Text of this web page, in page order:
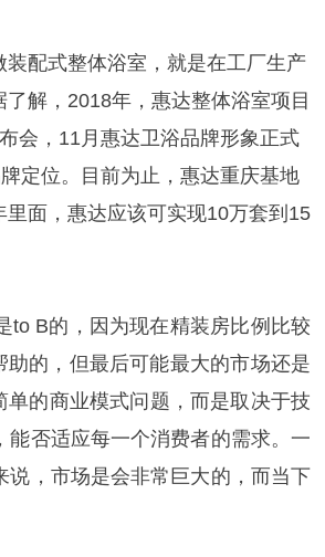
配式整体浴室，就是在工厂生产
了解， 2018年，惠达整体浴室项目
会，11月惠达卫浴品牌形象正式
定位。目前为止， 惠达重庆基地
面，惠达应该可实现10万套到15
to B的，因为现在精装房比例比较
的，但最后可能最大的市场还是
的商业模式问题，而是取决于技
否适应每一个消费者的需求。一
，市场是会非常巨大的，而当下